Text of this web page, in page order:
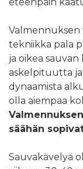
Valmennuksen
tekniikka pala
ja oikea sauvan
askelpituutta
dynaamista
olla aiempaa
säähän
Sauvakävelyä